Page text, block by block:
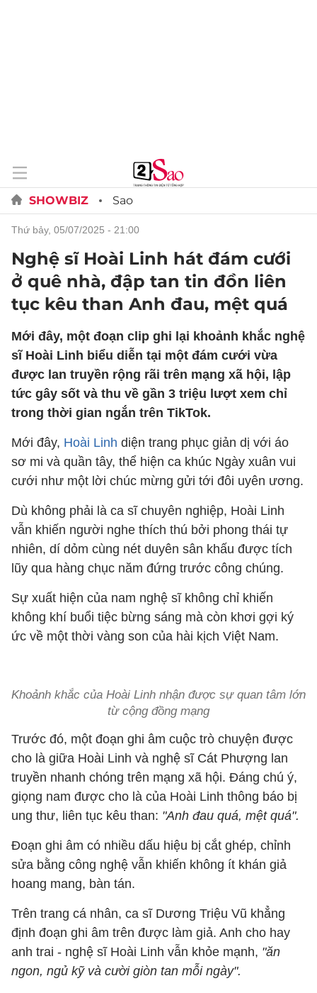
SHOWBIZ Sao
thứ bảy, 05/07/2025 - 21:00
Nghệ sĩ Hoài Linh hát đám cưới
ở quê nhà, đập tan tin đồn liên
tục kêu than Anh đau, mệt quá
Mới đây, một đoạn clip ghi lại khoảnh khắc nghệ
sĩ Hoài Linh biểu diễn tại một đám cưới vừa
được lan truyền rộng rãi trên mạng xã hội, lập
tức gây sốt và thu về gần 3 triệu lượt xem chỉ
trong thời gian ngắn trên TikTok.
Mới đây, Hoài Linh diện trang phục giản dị với áo
sơ mi và quần tây, thể hiện ca khúc Ngày xuân vui
cưới như một lời chúc mừng gửi tới đôi uyên ương.
Dù không phải là ca sĩ chuyên nghiệp, Hoài Linh
vẫn khiến người nghe thích thú bởi phong thái tự
nhiên, dí dỏm cùng nét duyên sân khấu được tích
lũy qua hàng chục năm đứng trước công chúng.
Sự xuất hiện của nam nghệ sĩ không chỉ khiến
không khí buổi tiệc bừng sáng mà còn khơi gợi ký
ức về một thời vàng son của hài kịch Việt Nam.
Khoảnh khắc của Hoài Linh nhận được sự quan tâm lớn
từ cộng đồng mạng
Trước đó, một đoạn ghi âm cuộc trò chuyện được
cho là giữa Hoài Linh và nghệ sĩ Cát Phượng lan
truyền nhanh chóng trên mạng xã hội. Đáng chú ý,
giọng nam được cho là của Hoài Linh thông báo bị
ung thư, liên tục kêu than: "Anh đau quá, mệt quá".
Đoạn ghi âm có nhiều dấu hiệu bị cắt ghép, chỉnh
sửa bằng công nghệ vẫn khiến không ít khán giả
hoang mang, bàn tán.
Trên trang cá nhân, ca sĩ Dương Triệu Vũ khẳng
định đoạn ghi âm trên được làm giả. Anh cho hay
anh trai - nghệ sĩ Hoài Linh vẫn khỏe mạnh, "ăn
ngon, ngủ kỹ và cười giòn tan mỗi ngày".